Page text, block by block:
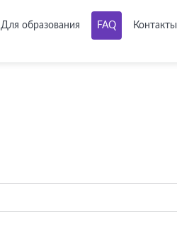
Для образования FAQ Контакты